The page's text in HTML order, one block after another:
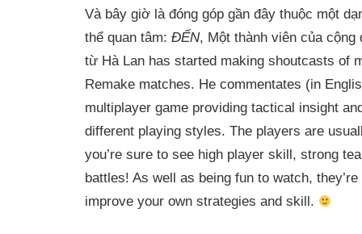
Và bây giờ là đóng góp gần đây thuộc một
thể quan tâm: ĐẾN, Một thành viên của cộng
từ Hà Lan has started making shoutcasts of
Remake matches. He commentates (in
multiplayer game providing tactical insight
different playing styles. The players are
you’re sure to see high player skill, strong
battles! As well as being fun to watch,
improve your own strategies and skill.